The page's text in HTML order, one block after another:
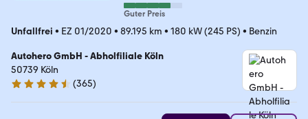
Guter Preis
Unfallfrei • EZ 01/2020 • 89.195 km • 180 kW (245 PS) • Benzin
Autohero GmbH - Abholfiliale Köln
50739 Köln
4.6 Sterne
(365)